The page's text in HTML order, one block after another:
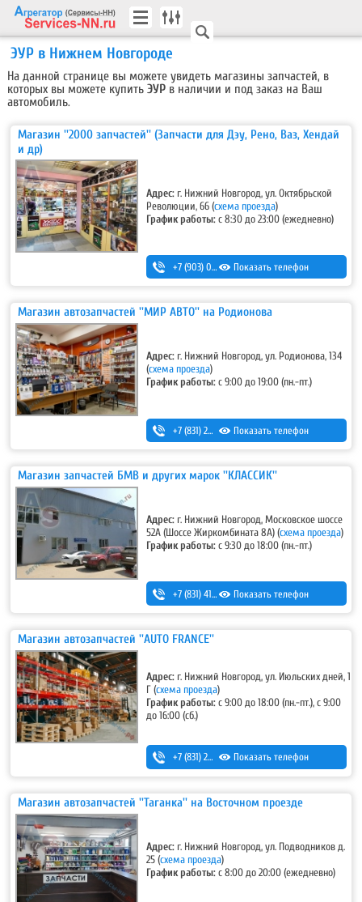
ЭУР в Нижнем Новгороде
На данной странице вы можете увидеть магазины запчастей, в
которых вы можете купить ЭУРв наличии и под заказ на Ваш
автомобиль.
Магазин ''2000 запчастей'' (Запчасти для Дэу, Рено, Ваз, Хендай
и др)
Адрес: г. Нижний Новгород, ул. Октябрьской
Революции, 66 (схема проезда)
График работы:с 8:30 до 23:00 (ежедневно)
+7 (903) 044-33-55 ,+7 (952) 447-12-27
Показать телефон
Магазин автозапчастей ''МИР АВТО'' на Родионова
Адрес: г. Нижний Новгород, ул. Родионова, 134
(схема проезда)
График работы:с 9:00 до 19:00 (пн.-пт.)
+7 (831) 283-03-95 ,+7 (831) 434-95-25
Показать телефон
Магазин запчастей БМВ и других марок ''КЛАССИК''
Адрес: г. Нижний Новгород, Московское шоссе
52А (Шоссе Жиркомбината 8А) (схема проезда)
График работы:c 9:30 до 18:00 (пн.-пт.)
+7 (831) 415-70-86 Показать телефон
Магазин автозапчастей ''AUTO FRANCE''
Адрес: г. Нижний Новгород, ул. Июльских дней, 1
Г (схема проезда)
График работы:с 9:00 до 18:00 (пн.-пт.), с 9:00
до 16:00 (сб.)
+7 (831) 291-19-79 Показать телефон
Магазин автозапчастей ''Таганка'' на Восточном проезде
Адрес: г. Нижний Новгород, ул. Подводников д.
25 (схема проезда)
График работы:с 8:00 до 20:00 (ежедневно)